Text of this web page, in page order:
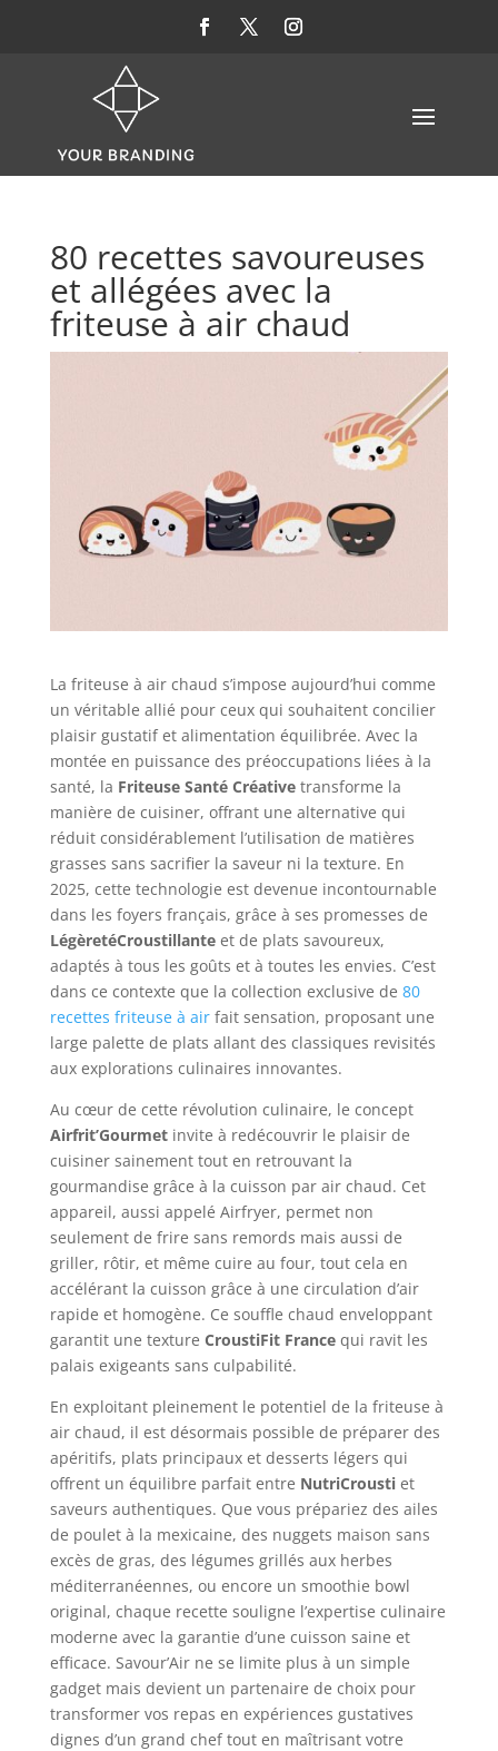
80 recettes savoureuses
et allégées avec la
friteuse à air chaud
La friteuse à air chaud s’impose aujourd’hui comme
un véritable allié pour ceux qui souhaitent concilier
plaisir gustatif et alimentation équilibrée. Avec la
montée en puissance des préoccupations liées à la
santé, la Friteuse Santé Créativetransforme la
manière de cuisiner, offrant une alternative qui
réduit considérablement l’utilisation de matières
grasses sans sacrifier la saveur ni la texture. En
2025, cette technologie est devenue incontournable
dans les foyers français, grâce à ses promesses de
LégèretéCroustillanteet de plats savoureux,
adaptés à tous les goûts et à toutes les envies. C’est
dans ce contexte que la collection exclusive de 80
recettes friteuse à airfait sensation, proposant une
large palette de plats allant des classiques revisités
aux explorations culinaires innovantes.
Au cœur de cette révolution culinaire, le concept
Airfrit’Gourmetinvite à redécouvrir le plaisir de
cuisiner sainement tout en retrouvant la
gourmandise grâce à la cuisson par air chaud. Cet
appareil, aussi appelé Airfryer, permet non
seulement de frire sans remords mais aussi de
griller, rôtir, et même cuire au four, tout cela en
accélérant la cuisson grâce à une circulation d’air
rapide et homogène. Ce souffle chaud enveloppant
garantit une texture CroustiFit Francequi ravit les
palais exigeants sans culpabilité.
En exploitant pleinement le potentiel de la friteuse à
air chaud, il est désormais possible de préparer des
apéritifs, plats principaux et desserts légers qui
offrent un équilibre parfait entre NutriCroustiet
saveurs authentiques. Que vous prépariez des ailes
de poulet à la mexicaine, des nuggets maison sans
excès de gras, des légumes grillés aux herbes
méditerranéennes, ou encore un smoothie bowl
original, chaque recette souligne l’expertise culinaire
moderne avec la garantie d’une cuisson saine et
efficace. Savour’Air ne se limite plus à un simple
gadget mais devient un partenaire de choix pour
transformer vos repas en expériences gustatives
dignes d’un grand chef tout en maîtrisant votre